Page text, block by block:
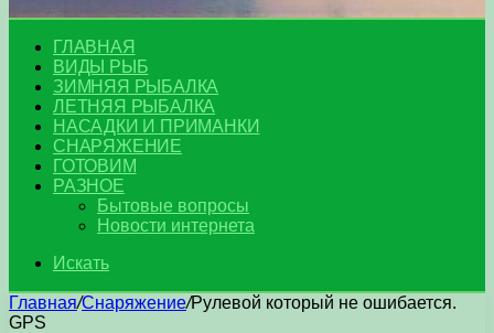
ГЛАВНАЯ
ВИДЫ РЫБ
ЗИМНЯЯ РЫБАЛКА
ЛЕТНЯЯ РЫБАЛКА
НАСАДКИ И ПРИМАНКИ
СНАРЯЖЕНИЕ
ГОТОВИМ
РАЗНОЕ
Бытовые вопросы
Новости интернета
Искать
Главная/Снаряжение/Рулевой который не ошибается.
GPS